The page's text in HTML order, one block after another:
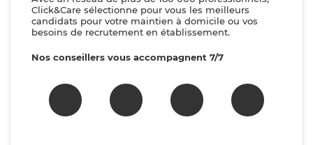
Click&Care sélectionne pour vous les meilleurs
candidats pour votre maintien à domicile ou vos
besoins de recrutement en établissement.
Nos conseillers vous accompagnent 7/7